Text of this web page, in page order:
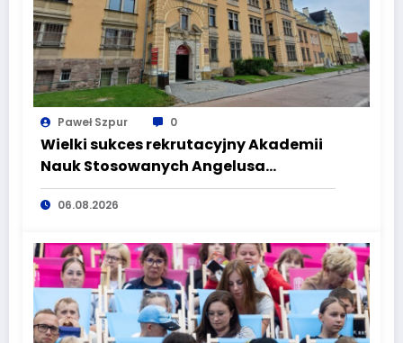
Paweł Szpur 0
Wielki sukces rekrutacyjny Akademii
Nauk Stosowanych Angelusa
Silesiusa! Uczelnia bije rekordy, ale Ty
wciąż masz szansę – weź udział w II
06.08.2026